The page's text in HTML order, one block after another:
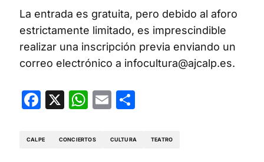
La entrada es gratuita, pero debido al aforo
estrictamente limitado, es imprescindible
realizar una inscripción previa enviando un
correo electrónico a infocultura@ajcalp.es.
Facebook
X WhatsApp
Email
CALPE CONCIERTOS CULTURA TEATRO